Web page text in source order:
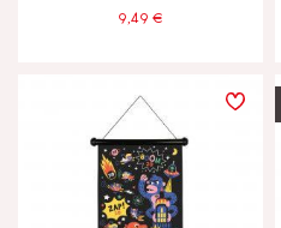
9,49 €